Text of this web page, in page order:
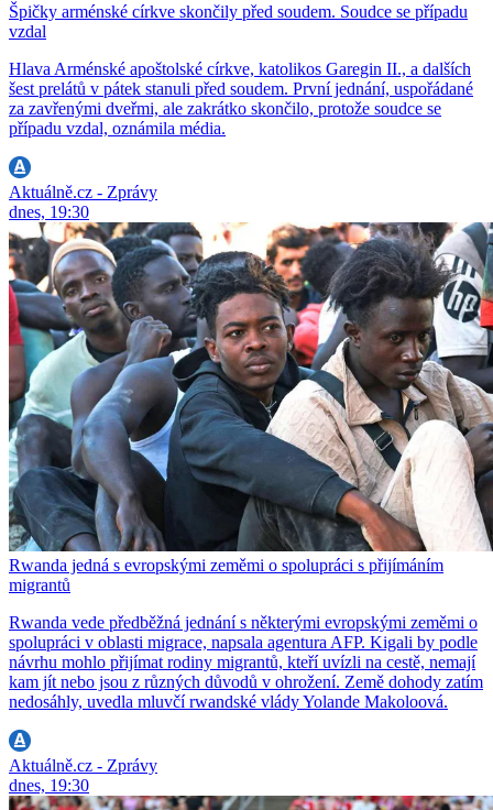
Špičky arménské církve skončily před soudem. Soudce se případu
vzdal
Hlava Arménské apoštolské církve, katolikos Garegin II., a dalších
šest prelátů v pátek stanuli před soudem. První jednání, uspořádané
za zavřenými dveřmi, ale zakrátko skončilo, protože soudce se
případu vzdal, oznámila média.
Aktuálně.cz - Zprávy
dnes, 19:30
Rwanda jedná s evropskými zeměmi o spolupráci s přijímáním
migrantů
Rwanda vede předběžná jednání s některými evropskými zeměmi o
spolupráci v oblasti migrace, napsala agentura AFP. Kigali by podle
návrhu mohlo přijímat rodiny migrantů, kteří uvízli na cestě, nemají
kam jít nebo jsou z různých důvodů v ohrožení. Země dohody zatím
nedosáhly, uvedla mluvčí rwandské vlády Yolande Makoloová.
Aktuálně.cz - Zprávy
dnes, 19:30